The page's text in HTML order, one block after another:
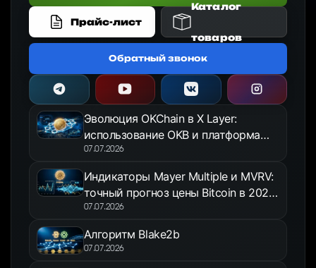
Прайс-лист
Каталог
товаров
Обратный звонок
Эволюция OKChain в X Layer:
использование OKB и платформа
OKX Jumpstart в 2026 году
07.07.2026
Индикаторы Mayer Multiple и MVRV:
точный прогноз цены Bitcoin в 2026
году
07.07.2026
Алгоритм Blake2b
07.07.2026